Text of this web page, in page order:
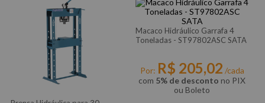
Macaco Hidráulico Garrafa 4
Toneladas - ST97802ASC SATA
Por: R$ 205,02 /cada
com 5% de desconto no PIX
ou Boleto